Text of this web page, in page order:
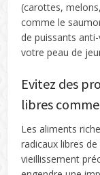
(carottes,
comme le
de puissants
votre peau de
Evitez des
libres
Les aliments
radicaux libres
vieillissement